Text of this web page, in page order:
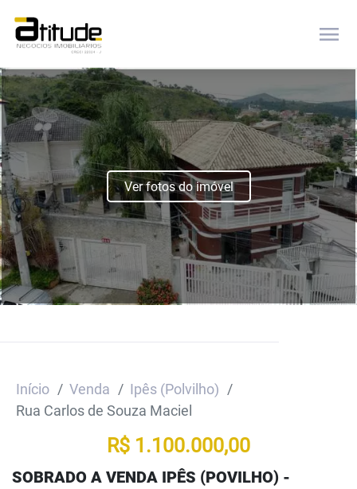
menu
Ver fotos do imóvel
Início Venda
Ipês (Polvilho)
Rua Carlos de Souza Maciel
R$ 1.100.000,00
SOBRADO A VENDA IPÊS (POVILHO) -